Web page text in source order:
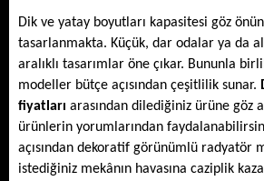
Dik ve yatay boyutları kapasitesi göz
tasarlanmakta. Küçük, dar odalar ya da
aralıklı tasarımlar öne çıkar. Bununla
modeller bütçe açısından çeşitlilik sunar.
fiyatları arasından dilediğiniz ürüne göz
ürünlerin yorumlarından
açısından dekoratif görünümlü radyatör
istediğiniz mekânın havasına caziplik